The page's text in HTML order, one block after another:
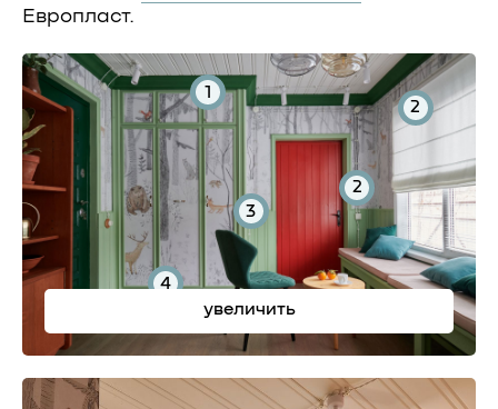
Европласт.
1
2
2
3
4
увеличить